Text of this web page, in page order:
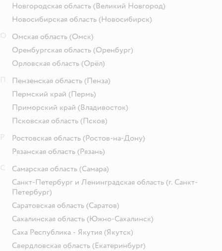
Новгородская область (Великий Новгород)
Новосибирская область (Новосибирск)
Омская область (Омск)
Оренбургская область (Оренбург)
Орловская область (Орёл)
Пензенская область (Пенза)
Пермский край (Пермь)
Приморский край (Владивосток)
Псковская область (Псков)
Ростовская область (Ростов-на-Дону)
Рязанская область (Рязань)
Самарская область (Самара)
Санкт-Петербург и Ленинградская область (г. Санкт-
Петербург)
Саратовская область (Саратов)
Сахалинская область (Южно-Сахалинск)
Саха Республика - Якутия (Якутск)
Свердловская область (Екатеринбург)